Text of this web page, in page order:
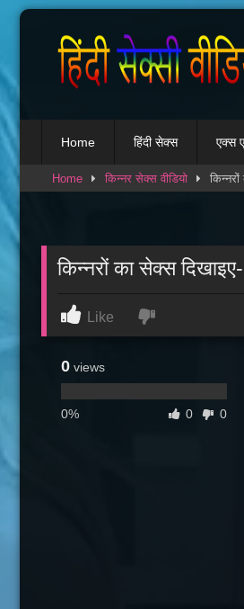
Skip
content
Home हिंदी सेक्स एक्स
Home किन्नर सेक्स वीडियो
किन्नरों का सेक्स
Like
0 views
0% 0 0